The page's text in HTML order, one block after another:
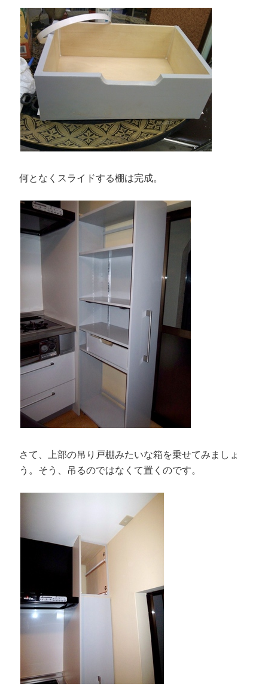
何となくスライドする棚は完成。
さて、上部の吊り戸棚みたいな箱を乗せてみましょ
う。そう、吊るのではなくて置くのです。